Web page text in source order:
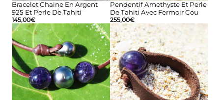
Bracelet Chaine En Argent
925 Et Perle De Tahiti
145,00€
Pendentif Amethyste Et Perle
De Tahiti Avec Fermoir Cou
255,00€